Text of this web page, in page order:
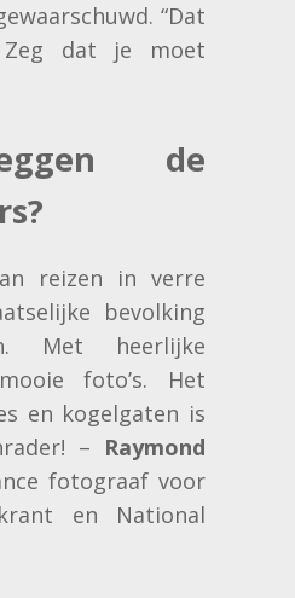
“Dat
Zeg dat je moet
de
reizen in verre
bevolking
Met heerlijke
foto’s. Het
en kogelgaten is
– Raymond
fotograaf voor
en National